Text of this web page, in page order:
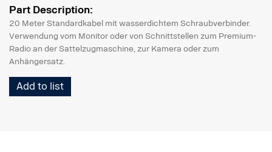
Part Description:
20 Meter Standardkabel mit wasserdichtem Schraubverbinder.
Verwendung vom Monitor oder von Schnittstellen zum Premium-
Radio an der Sattelzugmaschine, zur Kamera oder zum
Anhängersatz.
Add to list